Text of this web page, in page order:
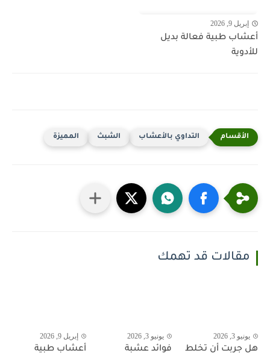
إبريل 9, 2026
أعشاب طبية فعالة بديل
للأدوية
التداوي بالأعشاب الشبث المميزة
مقالات قد تهمك
يونيو 3, 2026
هل جربت أن تخلط
يونيو 3, 2026
فوائد عشبة
إبريل 9, 2026
أعشاب طبية